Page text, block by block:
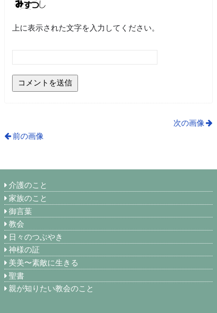
上に表示された文字を入力してください。
次の画像
前の画像
介護のこと
家族のこと
御言葉
教会
日々のつぶやき
神様の証
美美〜素敵に生きる
聖書
親が知りたい教会のこと